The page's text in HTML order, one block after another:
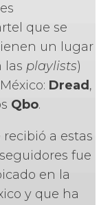
que se
un lugar
las playlists)
Dread,
Qbo.
recibió a estas
fue
en la
y que ha